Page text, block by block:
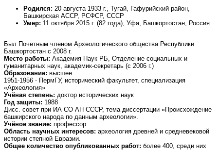
Родился: 20 августа 1933 г., Тугай, Гафурийский район,
Башкирская АССР, РСФСР, СССР
Умер: 11 октября 2015 г. (82 года), Уфа, Башкортостан, Россия
Был Почетным членом Археологического общества Республики
Башкортостан с 2008 г.
Место работы: Академия Наук РБ, Отделение социальных и
гуманитарных наук, академик-секретарь (с 2006 г.)
Образование: высшее
1951-1956 - ПермГУ, исторический факультет, специализация
«Археология»
Учёная степень: доктор исторических наук
Год защиты: 1988
Дисс. совет при ИА СО АН СССР, тема диссертации «Происхождение
башкирского народа по данным археологии».
Учёное звание: профессор
Область научных интересов: археология древней и средневековой
истории степной Евразии.
Общее количество опубликованных работ: более 400, среди них